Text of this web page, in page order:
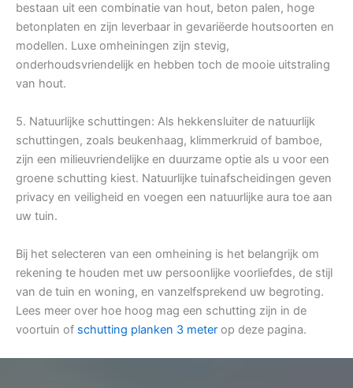
bestaan uit een combinatie van hout, beton palen, hoge
betonplaten en zijn leverbaar in gevariëerde houtsoorten en
modellen. Luxe omheiningen zijn stevig,
onderhoudsvriendelijk en hebben toch de mooie uitstraling
van hout.
5. Natuurlijke schuttingen: Als hekkensluiter de natuurlijk
schuttingen, zoals beukenhaag, klimmerkruid of bamboe,
zijn een milieuvriendelijke en duurzame optie als u voor een
groene schutting kiest. Natuurlijke tuinafscheidingen geven
privacy en veiligheid en voegen een natuurlijke aura toe aan
uw tuin.
Bij het selecteren van een omheining is het belangrijk om
rekening te houden met uw persoonlijke voorliefdes, de stijl
van de tuin en woning, en vanzelfsprekend uw begroting.
Lees meer over hoe hoog mag een schutting zijn in de
voortuin of schutting planken 3 meter op deze pagina.